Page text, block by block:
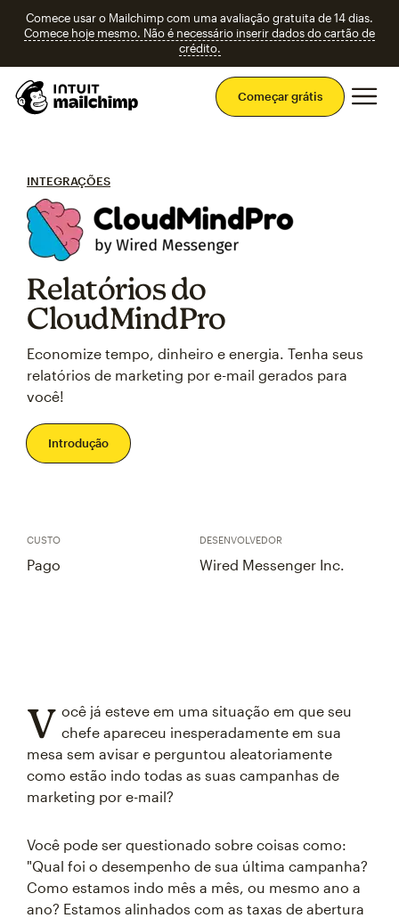
Comece usar o Mailchimp com uma avaliação gratuita de 14 dias.
Comece hoje mesmo. Não é necessário inserir dados do cartão de
crédito.
Começar grátis
INTEGRAÇÕES
Relatórios do
CloudMindPro
Economize tempo, dinheiro e energia. Tenha seus
relatórios de marketing por e-mail gerados para
você!
Introdução
CUSTO
Pago
DESENVOLVEDOR
Wired Messenger Inc.
V ocê já esteve em uma situação em que seu
chefe apareceu inesperadamente em sua
mesa sem avisar e perguntou aleatoriamente
como estão indo todas as suas campanhas de
marketing por e-mail?
Você pode ser questionado sobre coisas como:
"Qual foi o desempenho de sua última campanha?
Como estamos indo mês a mês, ou mesmo ano a
ano? Estamos alinhados com as taxas de abertura